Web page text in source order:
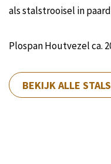
als stalstrooisel in
Plospan Houtvezel ca.
BEKIJK ALLE